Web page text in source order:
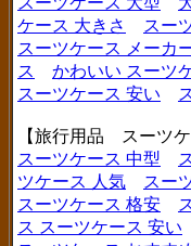
ケース 大きさ
スー
スーツケース メーカ
ス
かわいい スーツ
スーツケース 安い
【旅行用品 スーツケ
スーツケース 中型
ツケース 人気
スー
スーツケース 格安
ス スーツケース 安い